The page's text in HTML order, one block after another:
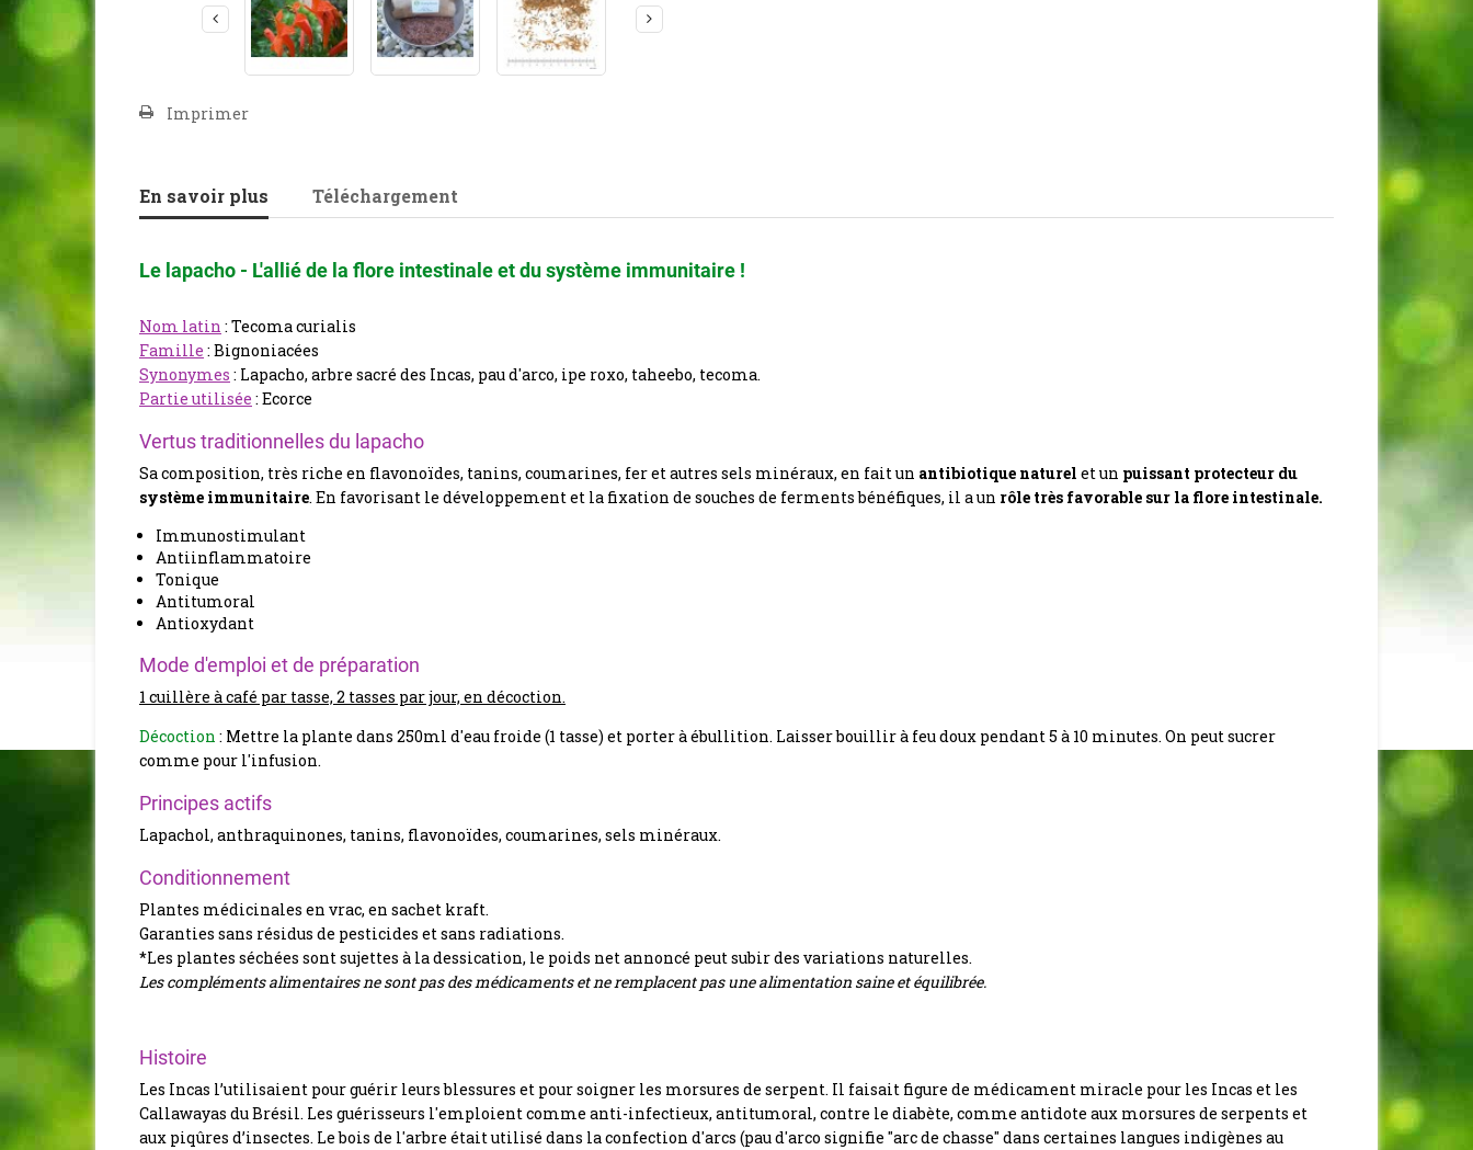
Imprimer
En savoir plus Téléchargement
Le lapacho - L'allié de la flore intestinale et du système immunitaire !
Nom latin : Tecoma curialis
Famille : Bignoniacées
Synonymes : Lapacho, arbre sacré des Incas, pau d'arco, ipe roxo, taheebo, tecoma.
Partie utilisée : Ecorce
Vertus traditionnelles du lapacho
Sa composition, très riche en flavonoïdes, tanins, coumarines, fer et autres sels minéraux, en fait un antibiotique naturel et un puissant protecteur du
système immunitaire. En favorisant le développement et la fixation de souches de ferments bénéfiques, il a un rôle très favorable sur la flore intestinale.
Immunostimulant
Antiinflammatoire
Tonique
Antitumoral
Antioxydant
Mode d'emploi et de préparation
1 cuillère à café par tasse, 2 tasses par jour, en décoction.
Décoction : Mettre la plante dans 250ml d'eau froide (1 tasse) et porter à ébullition. Laisser bouillir à feu doux pendant 5 à 10 minutes. On peut sucrer
comme pour l'infusion.
Principes actifs
Lapachol, anthraquinones, tanins, flavonoïdes, coumarines, sels minéraux.
Conditionnement
Plantes médicinales en vrac, en sachet kraft.
Garanties sans résidus de pesticides et sans radiations.
*Les plantes séchées sont sujettes à la dessication, le poids net annoncé peut subir des variations naturelles.
Les compléments alimentaires ne sont pas des médicaments et ne remplacent pas une alimentation saine et équilibrée.
Histoire
Les Incas l’utilisaient pour guérir leurs blessures et pour soigner les morsures de serpent. Il faisait figure de médicament miracle pour les Incas et les
Callawayas du Brésil. Les guérisseurs l'emploient comme anti-infectieux, antitumoral, contre le diabète, comme antidote aux morsures de serpents et
aux piqûres d’insectes. Le bois de l'arbre était utilisé dans la confection d'arcs (pau d'arco signifie "arc de chasse" dans certaines langues indigènes au